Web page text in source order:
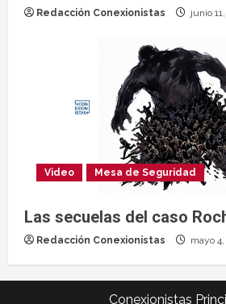
Redacción Conexionistas junio
Video Mesa de Seguridad
Las secuelas del caso
Redacción Conexionistas mayo
Conexionistas